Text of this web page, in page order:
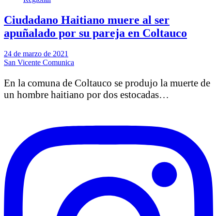
Ciudadano Haitiano muere al ser
apuñalado por su pareja en Coltauco
24 de marzo de 2021
San Vicente Comunica
En la comuna de Coltauco se produjo la muerte de
un hombre haitiano por dos estocadas…